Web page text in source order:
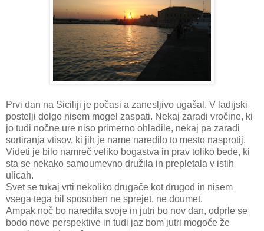
Prvi dan na Siciliji je počasi a zanesljivo ugašal. V ladijski
postelji dolgo nisem mogel zaspati. Nekaj zaradi vročine, ki
jo tudi nočne ure niso primerno ohladile, nekaj pa zaradi
sortiranja vtisov, ki jih je name naredilo to mesto nasprotij.
Videti je bilo namreč veliko bogastva in prav toliko bede, ki
sta se nekako samoumevno družila in prepletala v istih
ulicah.
Svet se tukaj vrti nekoliko drugače kot drugod in nisem
vsega tega bil sposoben ne sprejet, ne doumet.
Ampak noč bo naredila svoje in jutri bo nov dan, odprle se
bodo nove perspektive in tudi jaz bom jutri mogoče že